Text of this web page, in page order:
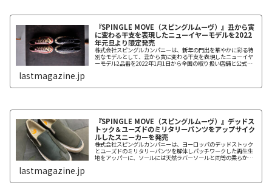
『SPINGLE MOVE（スピングルムーヴ）』丑から寅
に変わる干支を表現したニューイヤーモデルを2022
年元旦より限定発売
株式会社スピングルカンパニーは、新年の門出を華やかに彩る特
別なモデルとして、丑から寅に変わる干支を表現したニューイヤ
ーモデル2品番を2022年1月1日から全国の取り扱い店舗と公式オ
lastmagazine.jp
『SPINGLE MOVE（スピングルムーヴ）』デッドス
トック＆ユーズドのミリタリーパンツをアップサイク
ルしたスニーカーを発売
株式会社スピングルカンパニーは、ヨーロッパのデッドストック
とユーズドのミリタリーパンツを解体しパッチワークした再生生
地をアッパーに、ソールには天然ラバーソールと同等の柔らかさ
lastmagazine.jp